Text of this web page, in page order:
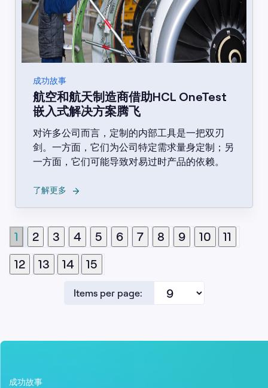
成功故事
航空和航天制造商借助HCL OneTest
嵌入式解决方案腾飞
对许多公司而言，定制的内部工具是一把双刃
剑。一方面，它们为公司特定需求量身定制；另
一方面，它们可能导致对易过时产品的依赖。
了解更多 →
1 2 3 4 5 6 7 8 9 10
11
12
13 14 15
Items per page:
成功故事